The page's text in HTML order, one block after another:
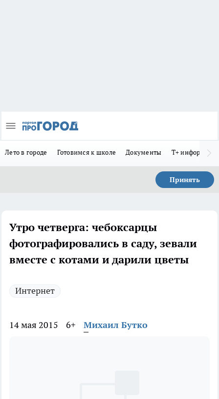
Лето в городе Готовимся к школе Документы Т+
Принять
Утро четверга: чебоксарцы
фотографировались в саду, зевали
вместе с котами и дарили цветы
Интернет
14 мая 2015 6+ Михаил Бутко